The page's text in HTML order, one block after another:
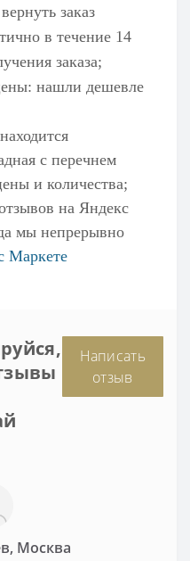
заказ
в течение 14
заказа;
нашли дешевле
с перечнем
и количества;
на Яндекс
мы непрерывно
Маркете
Написать
отзыв
Москва